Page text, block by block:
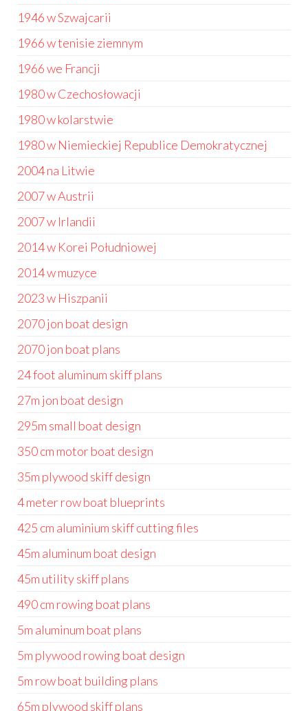
1946 w Szwajcarii
1966 w tenisie ziemnym
1966 we Francji
1980 w Czechosłowacji
1980 w kolarstwie
1980 w Niemieckiej Republice Demokratycznej
2004 na Litwie
2007 w Austrii
2007 w Irlandii
2014 w Korei Południowej
2014 w muzyce
2023 w Hiszpanii
2070 jon boat design
2070 jon boat plans
24 foot aluminum skiff plans
27m jon boat design
295m small boat design
350 cm motor boat design
35m plywood skiff design
4 meter row boat blueprints
425 cm aluminium skiff cutting files
45m aluminum boat design
45m utility skiff plans
490 cm rowing boat plans
5m aluminum boat plans
5m plywood rowing boat design
5m row boat building plans
65m plywood skiff plans